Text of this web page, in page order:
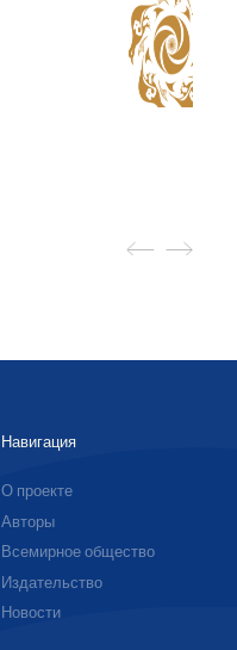
Навигация
О проекте
Авторы
Всемирное общество
Издательство
Новости